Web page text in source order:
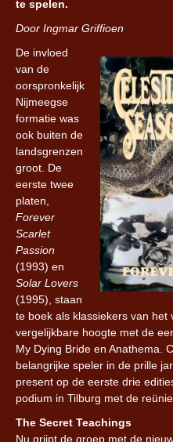
te spelen.
Door Ingmar Griffioen
De invloed
van de
oorspronkelijk
Nijmeegse
formatie was
ook buiten de
landsgrenzen
groot. De
eerste twee
platen,
Forever
Scarlet
Passion
(1993) en
Solar Lovers
(1995), staan
te boek als klassiekers van
vergelijkbare hoogte met de
My Dying Bride en Anathema.
belangrijke speler in de prille
present op de eerste drie
podium in Tilburg met de
The Secret Teachings
Nu grijpt de groep met de